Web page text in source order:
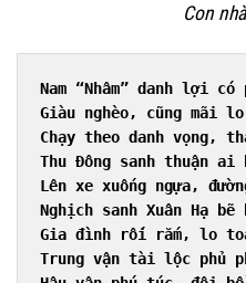
Con
Nam “Nhâm” danh lợi
Giàu nghèo, cũng mãi
Chạy theo danh vọng,
Thu Đông sanh thuận ai
Lên xe xuống ngựa,
Nghịch sanh Xuân Hạ bẽ
Gia đình rối rắm, lo
Trung vận tài lộc phủ